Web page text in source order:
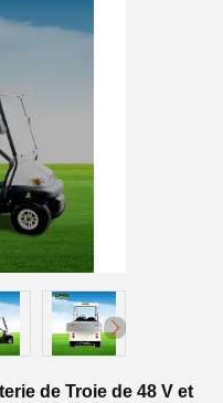
de Troie de 48 V et